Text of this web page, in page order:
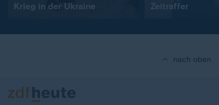
Krieg in der Ukraine
Zeitraffer
nach oben